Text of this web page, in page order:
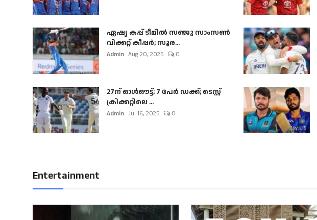
ഏഷ്യ കപ്പ് ടീമിൽ സഞ്ജു സാംസൺ
വിക്കറ്റ് കീപ്പർ; സൂര...
Admin Aug 20, 2025 0
27ന് ഓൾഔട്ട്; 7 പേർ ഡക്ക്; ടെസ്റ്റ്
ക്രിക്കറ്റിലെ ...
Admin Jul 16, 2025 0
Entertainment